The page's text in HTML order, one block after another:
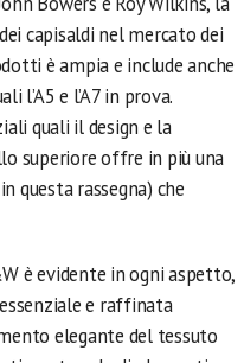
capisaldi nel mercato dei
è ampia e include anche
l’A5 e l’A7 in prova.
quali il design e la
superiore offre in più una
questa rassegna) che
è evidente in ogni aspetto,
e raffinata
elegante del tessuto